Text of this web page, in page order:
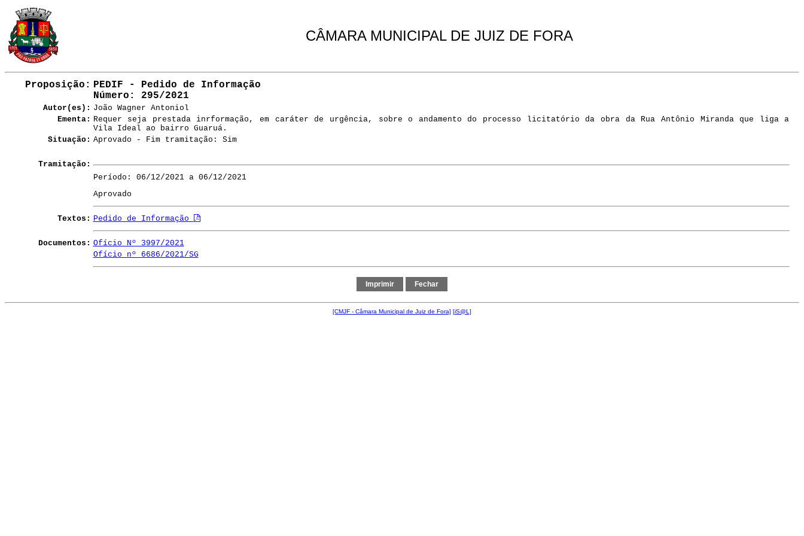
CÂMARA MUNICIPAL DE JUIZ DE FORA
Proposição: PEDIF - Pedido de Informação
Número : 295/2021
Autor(es): João Wagner Antoniol
Ementa: Requer seja prestada inrformação, em caráter de urgência, sobre o andamento do processo licitatório da obra da Rua Antônio Miranda que liga a
Vila Ideal ao bairro Guaruá.
Situação: Aprovado - Fim tramitação: Sim
Tramitação:
Período: 06/12/2021 a 06/12/2021
Aprovado
Textos: Pedido de Informação
Documentos: Ofício Nº 3997/2021
Ofício nº 6686/2021/SG
[CMJF - Câmara Municipal de Juiz de Fora] [iS@L]